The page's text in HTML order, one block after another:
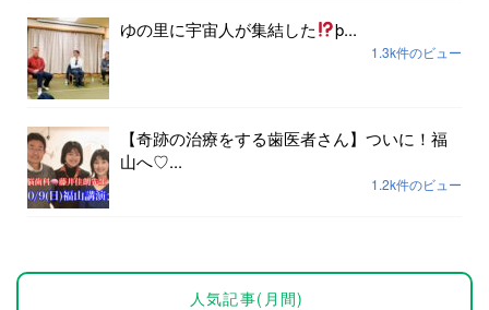
ゆの里に宇宙人が集結した þ...
1.3k件のビュー
【奇跡の治療をする歯医者さん】ついに！福
山へ♡...
1.2k件のビュー
人気記事(月間)